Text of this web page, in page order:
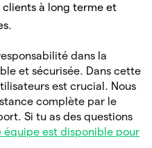
clients à long terme et
dans la
et sécurisée. Dans cette
est crucial. Nous
complète par le
Si tu as des questions
équipe est disponible pour